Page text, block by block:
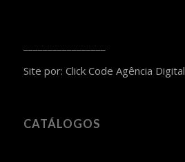
Site por: Click Code Agência Digital
CATÁLOGOS